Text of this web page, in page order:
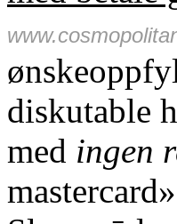
diskutable
med ingen